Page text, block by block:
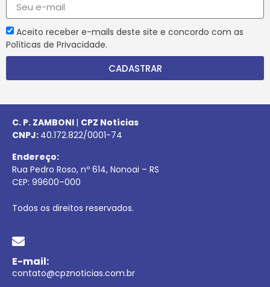
Aceito receber e-mails deste site e concordo com as
Políticas de Privacidade.
CADASTRAR
C. P. ZAMBONI | CPZ Notícias
CNPJ: 40.172.822/0001-74
Endereço:
Rua Pedro Roso, nº 614, Nonoai – RS
CEP: 99600–000
Todos os direitos reservados.
E-mail:
contato@cpznoticias.com.br